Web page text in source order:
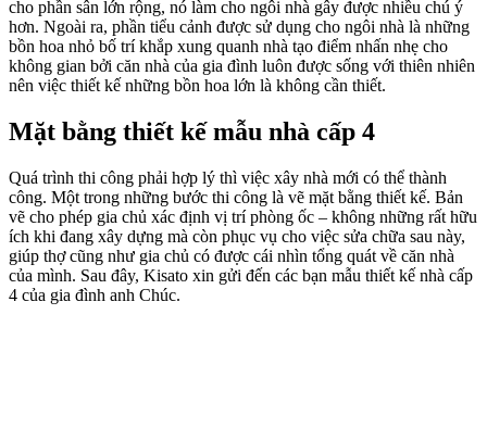
cho phần sân lớn rộng, nó làm cho ngôi nhà gây được nhiều chú ý
hơn. Ngoài ra, phần tiểu cảnh được sử dụng cho ngôi nhà là những
bồn hoa nhỏ bố trí khắp xung quanh nhà tạo điểm nhấn nhẹ cho
không gian bởi căn nhà của gia đình luôn được sống với thiên nhiên
nên việc thiết kế những bồn hoa lớn là không cần thiết.
Mặt bằng thiết kế mẫu nhà cấp 4
Quá trình thi công phải hợp lý thì việc xây nhà mới có thể thành
công. Một trong những bước thi công là vẽ mặt bằng thiết kế. Bản
vẽ cho phép gia chủ xác định vị trí phòng ốc – không những rất hữu
ích khi đang xây dựng mà còn phục vụ cho việc sửa chữa sau này,
giúp thợ cũng như gia chủ có được cái nhìn tổng quát về căn nhà
của mình. Sau đây, Kisato xin gửi đến các bạn mẫu thiết kế nhà cấp
4 của gia đình anh Chúc.